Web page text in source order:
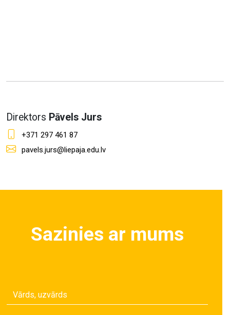
Direktors Pāvels Jurs
+371 297 461 87
pavels.jurs@liepaja.edu.lv
Sazinies ar mums